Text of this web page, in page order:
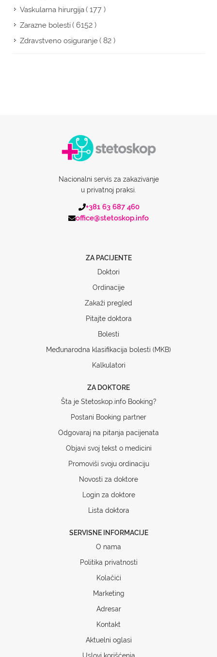
Vaskularna hirurgija( 177 )
Zarazne bolesti( 6152 )
Zdravstveno osiguranje( 82 )
Nacionalni servis za zakazivanje
u privatnoj praksi.
+381 63 687 460
office@stetoskop.info
ZA PACIJENTE
Doktori
Ordinacije
Zakaži pregled
Pitajte doktora
Bolesti
Međunarodna klasifikacija bolesti (MKB)
Kalkulatori
ZA DOKTORE
Šta je Stetoskop.info Booking?
Postani Booking partner
Odgovaraj na pitanja pacijenata
Objavi svoj tekst o medicini
Promoviši svoju ordinaciju
Novosti za doktore
Login za doktore
Lista doktora
SERVISNE INFORMACIJE
O nama
Politika privatnosti
Kolačići
Marketing
Adresar
Kontakt
Aktuelni oglasi